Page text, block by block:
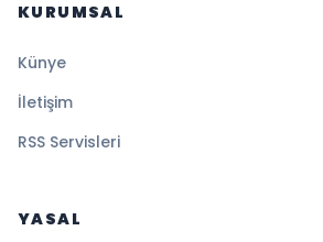
KURUMSAL
Künye
İletişim
RSS Servisleri
YASAL